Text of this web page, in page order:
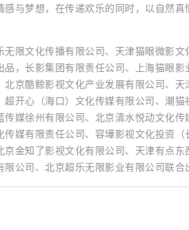
感与梦想，在传递欢乐的同时，以自然
文化传播有限公司、天津猫眼微影文
，长影集团有限责任公司、上海猫眼
京酷鲸影视文化产业发展有限公司、
开心（海口）文化传媒有限公司、潮
媒徐州有限公司、北京清水悦动文化
媒有限责任公司、容墷影视文化投资
金知了影视文化有限公司、天津有点
公司、北京超乐无限影业有限公司联合